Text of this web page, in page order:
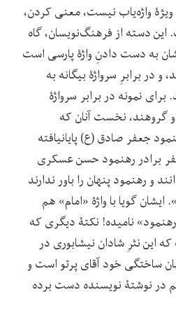
واژه‌یاب نیست، معنی کردن،
دسته از فرهنگ‌نویسان، گاه
به دست دادنِ واژۀ پارسی است
و در برابرِ سرواژۀ بیگانه به
نمونه در برابر سرواژۀ
گروهند، نخست آنان که
جعفر صادق (ع) پایانیافته
برادر رهنمود حسن عسکری
و رهنمود پنهان را باور ندارند
گویا با واژۀ «امام» هم
نامیده! نکتۀ دیگری که
این نثرِ شادان نیشابوری در
ساختگی خود آقای پرتو است و
در نوشتۀ نویسنده دست برده